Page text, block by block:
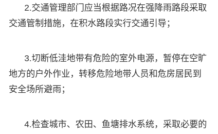
2.交通管理部门应当根据路况在强降雨路段采取
交通管制措施，在积水路段实行交通引导；
3.切断低洼地带有危险的室外电源，暂停在空旷
地方的户外作业，转移危险地带人员和危房居民到
安全场所避雨；
4.检查城市、农田、鱼塘排水系统，采取必要的